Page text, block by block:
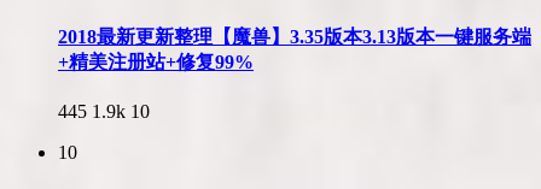
2018最新更新整理【魔兽】3.35版本3.13版本一键服务端
+精美注册站+修复99%
445 1.9k 10
10